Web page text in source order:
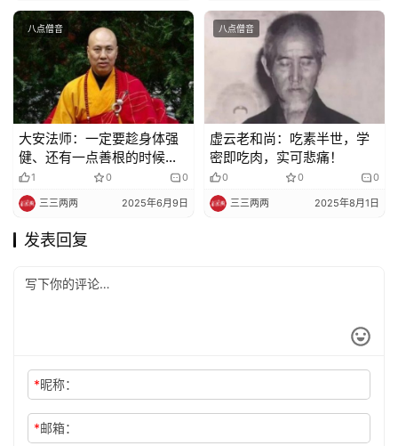
八点僧音
大安法师：一定要趁身体强
健、还有一点善根的时候，
赶紧归投到阿弥陀佛的慈悲
愿海当中来
1 0 0
三三两两 2025年6月9日
八点僧音
虚云老和尚：吃素半世，学
密即吃肉，实可悲痛！
0 0 0
三三两两 2025年8月1日
发表回复
*昵称：
*邮箱：